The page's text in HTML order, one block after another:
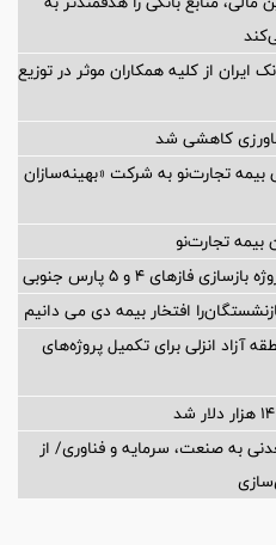
از کلیه همکاران موثر در توزیع
کاهشی شد
تومانی بیمه تجارت‌نو به شرکت «بهینه‌سازان
بیمه تجارت‌نو
فازهای ۴ و ۵ پارس جنوبی
افتخار بیمه دی می دانیم
آزاد انزلی برای تكمیل پروژه‌های
به صنعت، سرمایه و فناوری/ از